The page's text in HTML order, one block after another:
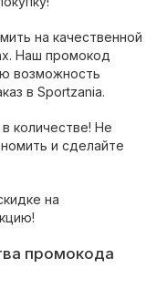
на качественной
Наш промокод
возможность
в Sportzania.
количестве! Не
и сделайте
на
промокода